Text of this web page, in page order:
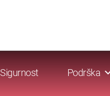
Sigurnost Podrška